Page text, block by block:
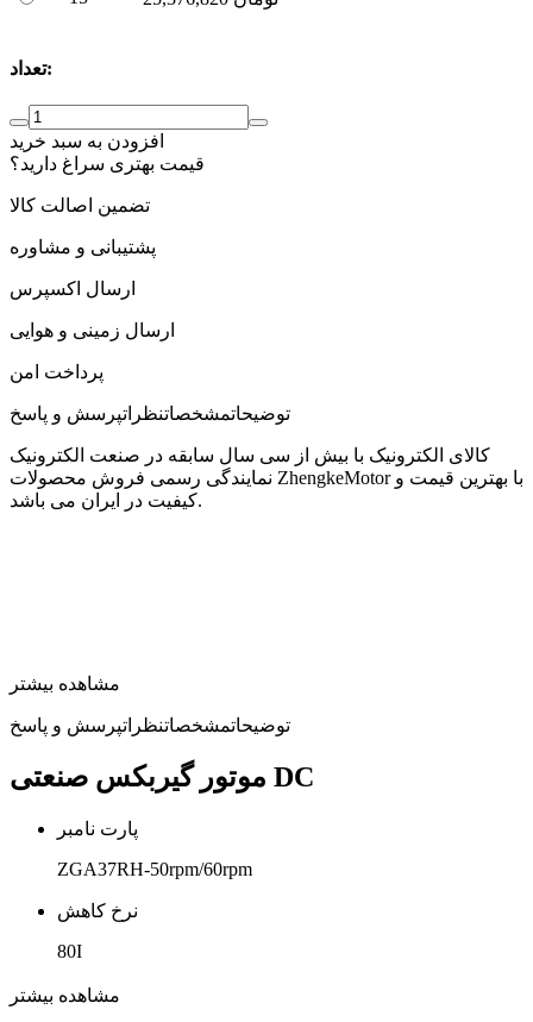
تعداد:
افزودن به سبد خرید
قیمت بهتری سراغ دارید؟
تضمین اصالت کالا
پشتیبانی و مشاوره
ارسال اکسپرس
ارسال زمینی و هوایی
پرداخت امن
توضیحاتمشخصاتنظراتپرسش و پاسخ
کالای الکترونیک با بیش از سی سال سابقه در صنعت الکترونیک
نمایندگی رسمی فروش محصولات ZhengkeMotor با بهترین قیمت و
کیفیت در ایران می باشد.
مشاهده بیشتر
توضیحاتمشخصاتنظراتپرسش و پاسخ
موتور گیربکس صنعتی DC
پارت نامبر
ZGA37RH-50rpm/60rpm
نرخ کاهش
80I
ولتاژ کاری
مشاهده بیشتر